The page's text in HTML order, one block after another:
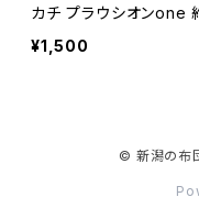
カチ プラウシオンone
×29cm
¥1,500
© 新潟の布